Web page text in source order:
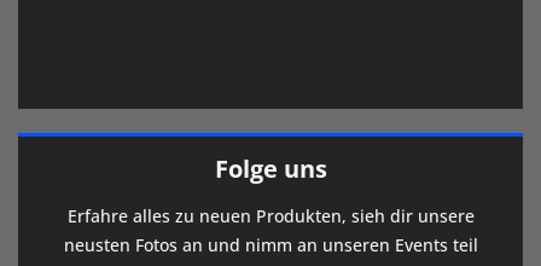
Folge uns
Erfahre alles zu neuen Produkten, sieh dir unsere
neusten Fotos an und nimm an unseren Events teil